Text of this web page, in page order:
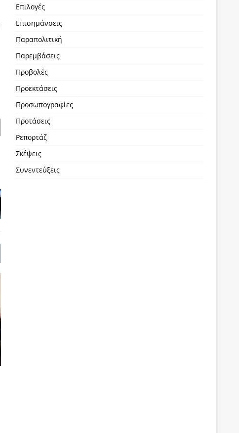
Επιλογές
Επισημάνσεις
Παραπολιτική
Παρεμβάσεις
Προβολές
Προεκτάσεις
Προσωπογραφίες
Προτάσεις
Ρεπορτάζ
Σκέψεις
Συνεντεύξεις